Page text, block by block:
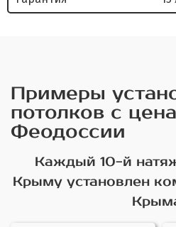
Примеры
потолков с
Феодоссии
Каждый 10-й
Крыму установлен